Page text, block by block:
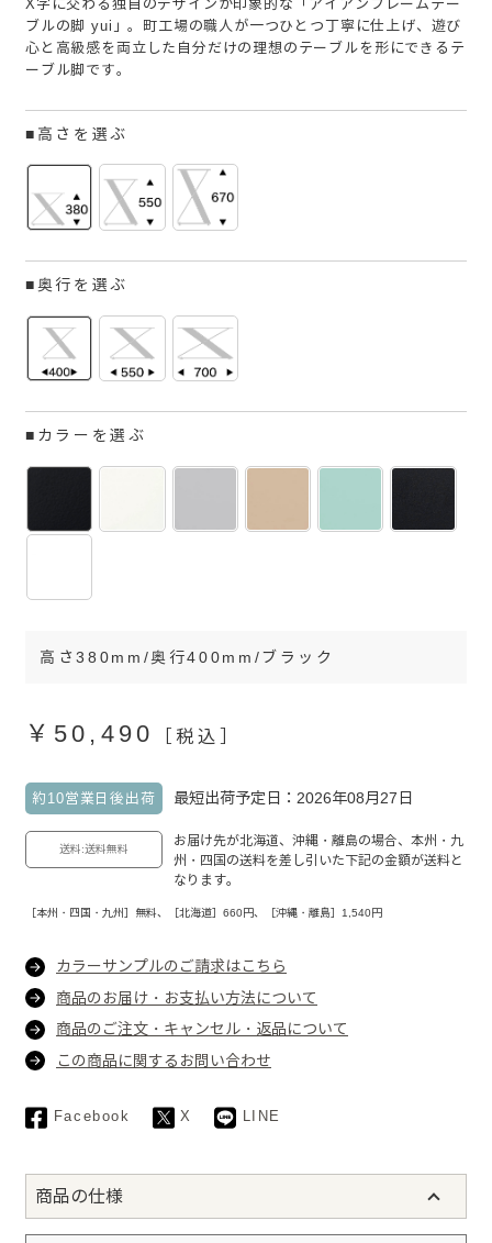
X字に交わる独自のデザインが印象的な「アイアンフレームテー
ブルの脚 yui」。町工場の職人が一つひとつ丁寧に仕上げ、遊び
心と高級感を両立した自分だけの理想のテーブルを形にできるテ
ーブル脚です。
■高さを選ぶ
■奥行を選ぶ
■カラーを選ぶ
高さ380mm/奥行400mm/ブラック
￥50,490 ［税込］
約10営業日後出荷 最短出荷予定日：2026年08月27日
送料:送料無料
お届け先が北海道、沖縄・離島の場合、本州・九
州・四国の送料を差し引いた下記の金額が送料と
なります。
［本州・四国・九州］無料、［北海道］660円、［沖縄・離島］1,540円
カラーサンプルのご請求はこちら
商品のお届け・お支払い方法について
商品のご注文・キャンセル・返品について
この商品に関するお問い合わせ
Facebook X LINE
商品の仕様